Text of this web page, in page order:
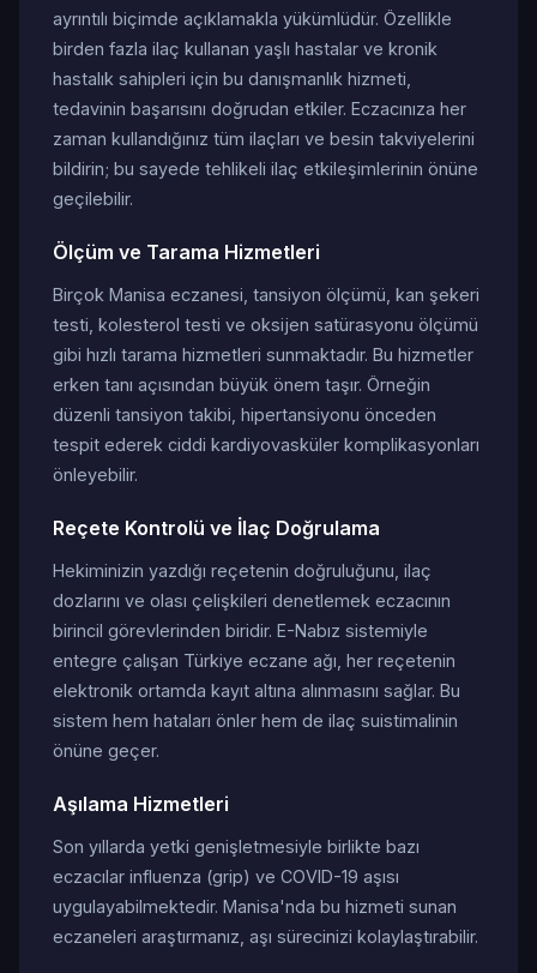
ayrıntılı biçimde açıklamakla yükümlüdür. Özellikle
birden fazla ilaç kullanan yaşlı hastalar ve kronik
hastalık sahipleri için bu danışmanlık hizmeti,
tedavinin başarısını doğrudan etkiler. Eczacınıza her
zaman kullandığınız tüm ilaçları ve besin takviyelerini
bildirin; bu sayede tehlikeli ilaç etkileşimlerinin önüne
geçilebilir.
Ölçüm ve Tarama Hizmetleri
Birçok Manisa eczanesi, tansiyon ölçümü, kan şekeri
testi, kolesterol testi ve oksijen satürasyonu ölçümü
gibi hızlı tarama hizmetleri sunmaktadır. Bu hizmetler
erken tanı açısından büyük önem taşır. Örneğin
düzenli tansiyon takibi, hipertansiyonu önceden
tespit ederek ciddi kardiyovasküler komplikasyonları
önleyebilir.
Reçete Kontrolü ve İlaç Doğrulama
Hekiminizin yazdığı reçetenin doğruluğunu, ilaç
dozlarını ve olası çelişkileri denetlemek eczacının
birincil görevlerinden biridir. E-Nabız sistemiyle
entegre çalışan Türkiye eczane ağı, her reçetenin
elektronik ortamda kayıt altına alınmasını sağlar. Bu
sistem hem hataları önler hem de ilaç suistimalinin
önüne geçer.
Aşılama Hizmetleri
Son yıllarda yetki genişletmesiyle birlikte bazı
eczacılar influenza (grip) ve COVID-19 aşısı
uygulayabilmektedir. Manisa'nda bu hizmeti sunan
eczaneleri araştırmanız, aşı sürecinizi kolaylaştırabilir.